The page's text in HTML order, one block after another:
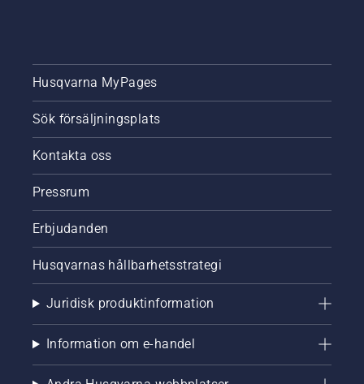
Husqvarna MyPages
Sök försäljningsplats
Kontakta oss
Pressrum
Erbjudanden
Husqvarnas hållbarhetsstrategi
Juridisk produktinformation
Information om e-handel